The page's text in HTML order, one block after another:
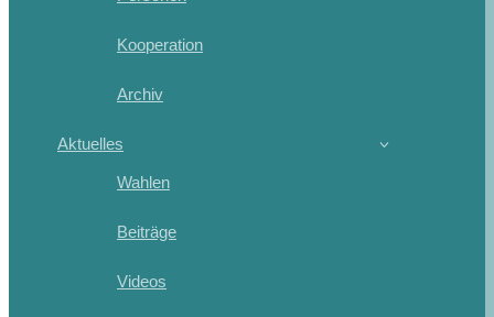
Kooperation
Archiv
Aktuelles
Wahlen
Beiträge
Videos